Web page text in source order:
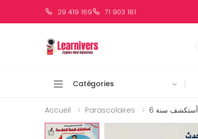
29 419 169 71 903 181
Catégories
Accueil Parascolaires أستكشف سنة 6